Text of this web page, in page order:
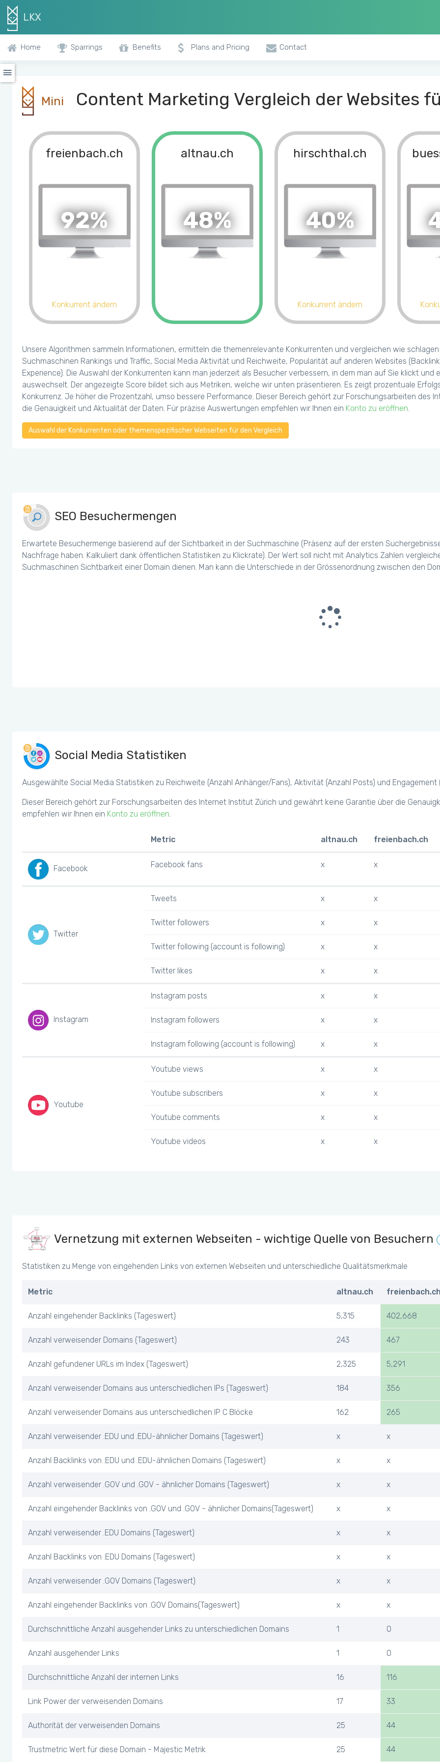
LKX
Home Sparrings Benefits Plans and Pricing Contact
Mini Content Marketing Vergleich der Websites
freienbach.ch
92%
Konkurrent ändern
altnau.ch
48%
hirschthal.ch
40%
Konkurrent ändern
Unsere Algorithmen sammeln Informationen, ermitteln die themenrelevante Konkurrenten und vergleichen wie
Suchmaschinen Rankings und Traffic, Social Media Aktivität und Reichweite, Popularität auf anderen Websites
Experience). Die Auswahl der Konkurrenten kann man jederzeit als Besucher verbessern, in dem man auf Sie klickt
auswechselt. Der angezeigte Score bildet sich aus Metriken, welche wir unten präsentieren. Es zeigt prozentuale
Konkurrenz. Je höher die Prozentzahl, umso bessere Performance. Dieser Bereich gehört zur Forschungsarbeiten des
die Genauigkeit und Aktualität der Daten. Für präzise Auswertungen empfehlen wir Ihnen ein Konto zu eröffnen.
Auswahl der Konkurrenten oder themenspezifischer Webseiten für den Vergleich
SEO Besuchermengen
Erwartete Besuchermenge basierend auf der Sichtbarkeit in der Suchmaschine (Präsenz auf der ersten
Nachfrage haben. Kalkuliert dank öffentlichen Statistiken zu Klickrate). Der Wert soll nicht mit Analytics Zahlen
Suchmaschinen Sichtbarkeit einer Domain dienen. Man kann die Unterschiede in der Grössenordnung zwischen den
Social Media Statistiken
Ausgewählte Social Media Statistiken zu Reichweite (Anzahl Anhänger/Fans), Aktivität (Anzahl Posts) und Engagement
Dieser Bereich gehört zur Forschungsarbeiten des Internet Institut Zürich und gewährt keine Garantie über die
empfehlen wir Ihnen ein Konto zu eröffnen.
Metric altnau.ch freienbach.ch
Facebook Facebook fans x x
Twitter
Tweets x x
Twitter followers x x
Twitter following (account is following) x x
Twitter likes x x
Instagram
Instagram posts x x
Instagram followers x x
Instagram following (account is following) x x
Youtube
Youtube views x x
Youtube subscribers x x
Youtube comments x x
Youtube videos x x
Vernetzung mit externen Webseiten - wichtige Quelle von Besuchern
Statistiken zu Menge von eingehenden Links von externen Webseiten und unterschiedliche Qualitätsmerkmale
Metric altnau.ch freienbach.ch
Anzahl eingehender Backlinks (Tageswert) 5,315 402,668
Anzahl verweisender Domains (Tageswert) 243 467
Anzahl gefundener URLs im Index (Tageswert) 2,325 5,291
Anzahl verweisender Domains aus unterschiedlichen IPs (Tageswert) 184 356
Anzahl verweisender Domains aus unterschiedlichen IP C Blöcke 162 265
Anzahl verweisender .EDU und .EDU-ähnlicher Domains (Tageswert) x x
Anzahl Backlinks von .EDU und .EDU-ähnlichen Domains (Tageswert) x x
Anzahl verweisender .GOV und .GOV - ähnlicher Domains (Tageswert) x x
Anzahl eingehender Backlinks von .GOV und .GOV - ähnlicher Domains(Tageswert) x x
Anzahl verweisender .EDU Domains (Tageswert) x x
Anzahl Backlinks von .EDU Domains (Tageswert) x x
Anzahl verweisender .GOV Domains (Tageswert) x x
Anzahl eingehender Backlinks von .GOV Domains(Tageswert) x x
Durchschnittliche Anzahl ausgehender Links zu unterschiedlichen Domains 1 0
Anzahl ausgehender Links 1 0
Durchschnittliche Anzahl der internen Links 16 116
Link Power der verweisenden Domains 17 33
Authorität der verweisenden Domains 25 44
Trustmetric Wert für diese Domain - Majestic Metrik 25 44